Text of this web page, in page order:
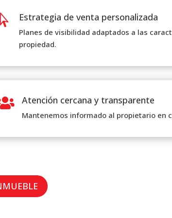
 Estrategia de venta personalizada
Planes de visibilidad adaptados a las
propiedad.
Atención cercana y transparente
Mantenemos informado al propietario en